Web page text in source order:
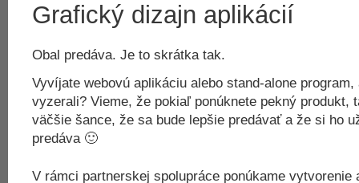
Grafický dizajn aplikácií
Obal predáva. Je to skrátka tak.
Vyvíjate webovú aplikáciu alebo stand-alone
vyzerali? Vieme, že pokiaľ ponúknete pekný produkt,
väčšie šance, že sa bude lepšie predávať a že si ho
predáva 🙂
V rámci partnerskej spolupráce ponúkame vytvorenie